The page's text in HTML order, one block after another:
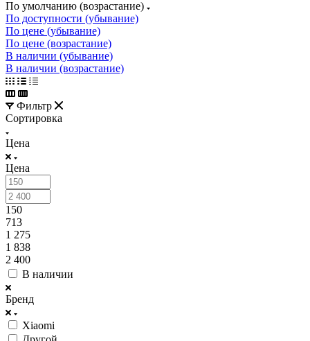
По умолчанию (возрастание)
По доступности (убывание)
По цене (убывание)
По цене (возрастание)
В наличии (убывание)
В наличии (возрастание)
Фильтр
Сортировка
Цена
Цена
150
713
1 275
1 838
2 400
В наличии
Бренд
Xiaomi